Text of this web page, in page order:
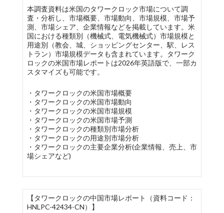
本調査資料は米国のタワークロック市場について調
査・分析し、市場概要、市場動向、市場規模、市場予
測、市場シェア、企業情報などを掲載しています。米
国における種類別（機械式、電気機械式）市場規模と
用途別（教会、城、ショッピングセンター、駅、レス
トラン）市場規模データも含まれています。タワーク
ロックの米国市場レポートは2026年英語版で、一部カ
スタマイズも可能です。
・タワークロックの米国市場概要
・タワークロックの米国市場動向
・タワークロックの米国市場規模
・タワークロックの米国市場予測
・タワークロックの種類別市場分析
・タワークロックの用途別市場分析
・タワークロックの主要企業分析(企業情報、売上、市
場シェアなど)
【タワークロックの中国市場レポート（資料コード：
HNLPC-42434-CN）】